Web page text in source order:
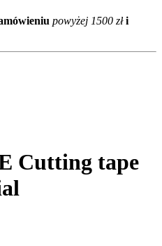
powyżej 1500 złi
Cutting tape